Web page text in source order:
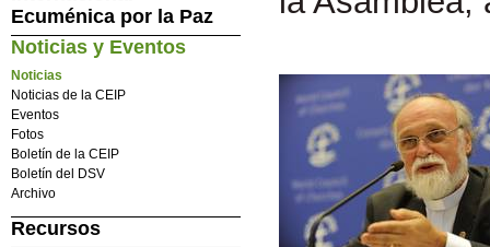
Ecuménica por la Paz
Noticias y Eventos
Noticias
Noticias de la CEIP
Eventos
Fotos
Boletín de la CEIP
Boletín del DSV
Archivo
Recursos